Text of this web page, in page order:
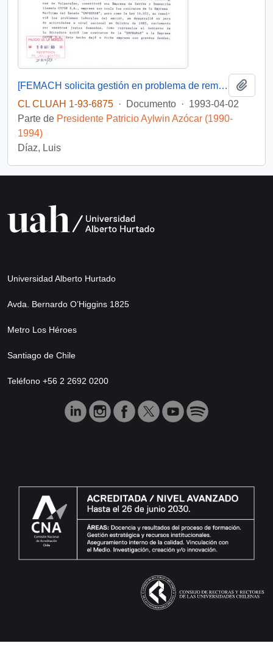
[FEMACH solicita gestión en problema de remate de propidad]
CL CLUAH 1-93-6875 · Documento · 1993-04-02
Parte de Presidente Patricio Aylwin Azócar (1990-
1994)
Díaz, Luis
Universidad Alberto Hurtado
Avda. Bernardo O’Higgins 1825
Metro Los Héroes
Santiago de Chile
Teléfono +56 2 2692 0200